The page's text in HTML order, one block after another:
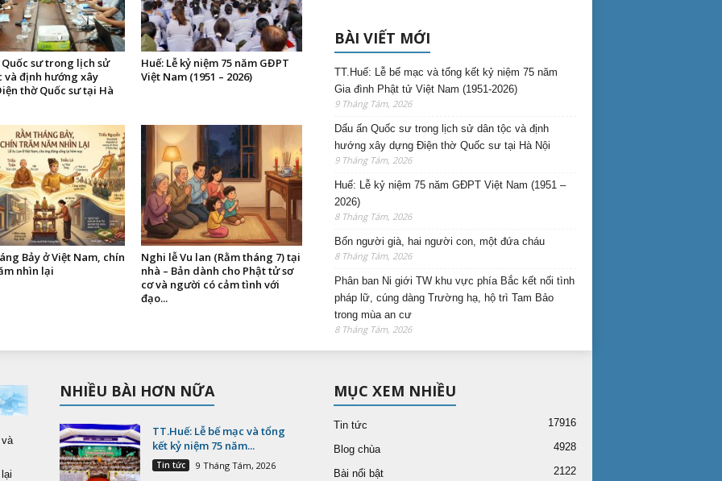
sư trong lịch sử
và định hướng xây
thờ Quốc sư tại Hà
Huế: Lễ kỷ niệm 75 năm GĐPT
Việt Nam (1951 – 2026)
Bảy ở Việt Nam, chín
nhìn lại
Nghi lễ Vu lan (Rằm tháng 7) tại
nhà – Bản dành cho Phật tử sơ
cơ và người có cảm tình với
đạo...
BÀI VIẾT MỚI
TT.Huế: Lễ bế mạc và tổng kết kỷ niệm 75 năm
Gia đình Phật tử Việt Nam (1951-2026)
9 Tháng Tám, 2026
Dấu ấn Quốc sư trong lịch sử dân tộc và định
hướng xây dựng Điện thờ Quốc sư tại Hà Nội
9 Tháng Tám, 2026
Huế: Lễ kỷ niệm 75 năm GĐPT Việt Nam (1951 –
2026)
8 Tháng Tám, 2026
Bốn người già, hai người con, một đứa cháu
8 Tháng Tám, 2026
Phân ban Ni giới TW khu vực phía Bắc kết nối tình
pháp lữ, cúng dàng Trường hạ, hộ trì Tam Bảo
trong mùa an cư
8 Tháng Tám, 2026
NHIỀU BÀI HƠN NỮA
TT.Huế: Lễ bế mạc và tổng
kết kỷ niệm 75 năm...
Tin tức 9 Tháng Tám, 2026
MỤC XEM NHIỀU
Tin tức 17916
Blog chùa 4928
Bài nổi bật 2122